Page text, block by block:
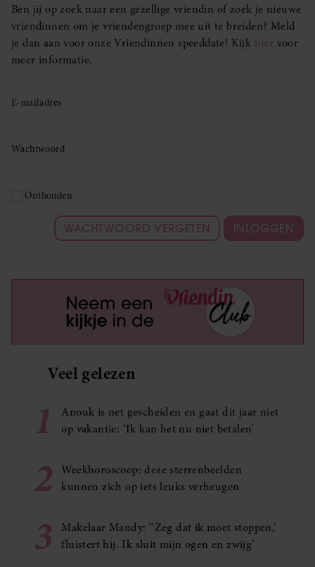
Ben jij op zoek naar een gezellige vriendin of zoek je nieuwe
vriendinnen om je vriendengroep mee uit te breiden? Meld
je dan aan voor onze Vriendinnen speeddate! Kijk hier voor
meer informatie.
E-mailadres
Wachtwoord
Onthouden
WACHTWOORD VERGETEN INLOGGEN
Veel gelezen
1
Anouk is net gescheiden en gaat dit jaar niet
op vakantie: ‘Ik kan het nu niet betalen’
2
Weekhoroscoop: deze sterrenbeelden
kunnen zich op iets leuks verheugen
3
Makelaar Mandy: ‘‘Zeg dat ik moet stoppen,’
fluistert hij. Ik sluit mijn ogen en zwijg’